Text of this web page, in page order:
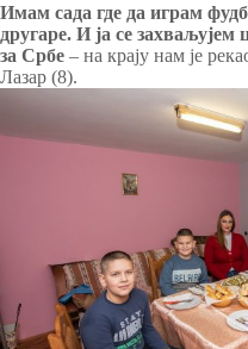
Имам сада где да играм
другаре. И ја се захваљујем
за Србе – на крају нам је
Лазар (8).